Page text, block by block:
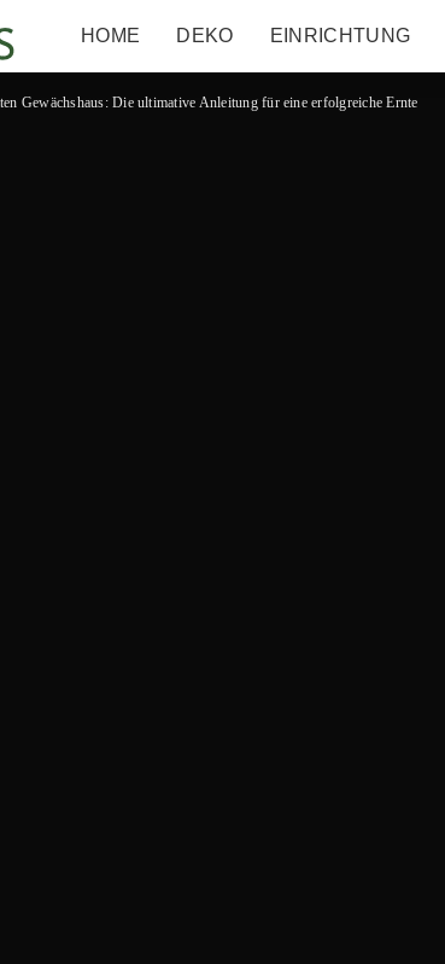
HOME DEKO EINRICHTUNG
Gewächshaus: Die ultimative Anleitung für eine erfolgreiche Ernte